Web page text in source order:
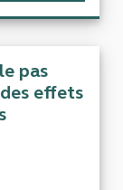
pas
effets